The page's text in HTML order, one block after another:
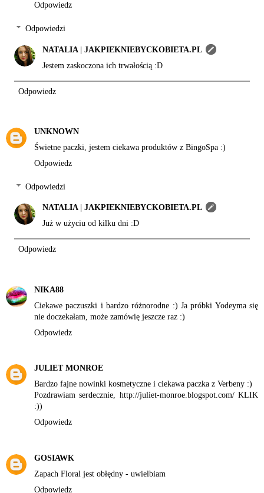
Odpowiedz
Odpowiedzi
NATALIA | JAKPIEKNIEBYCKOBIETA.PL
Jestem zaskoczona ich trwałością :D
Odpowiedz
UNKNOWN
Świetne paczki, jestem ciekawa produktów z BingoSpa :)
Odpowiedz
Odpowiedzi
NATALIA | JAKPIEKNIEBYCKOBIETA.PL
Już w użyciu od kilku dni :D
Odpowiedz
NIKA88
Ciekawe paczuszki i bardzo różnorodne :) Ja próbki Yodeyma się
nie doczekałam, może zamówię jeszcze raz :)
Odpowiedz
JULIET MONROE
Bardzo fajne nowinki kosmetyczne i ciekawa paczka z Verbeny :)
Pozdrawiam serdecznie, http://juliet-monroe.blogspot.com/ KLIK
:))
Odpowiedz
GOSIAWK
Zapach Floral jest obłędny - uwielbiam
Odpowiedz